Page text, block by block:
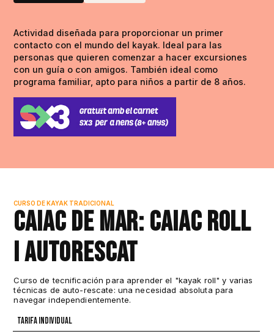
Actividad diseñada para proporcionar un primer
contacto con el mundo del kayak. Ideal para las
personas que quieren comenzar a hacer excursiones
con un guía o con amigos. También ideal como
programa familiar, apto para niños a partir de 8 años.
CURSO DE KAYAK TRADICIONAL
Caiac de Mar: Caiac Roll
i Autorescat
Curso de tecnificación para aprender el "kayak roll" y varias
técnicas de auto-rescate: una necesidad absoluta para
navegar independientemente.
Tarifa Individual